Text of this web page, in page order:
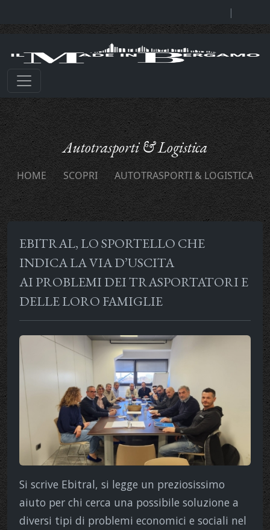
|
Autotrasporti & Logistica
HOME SCOPRI AUTOTRASPORTI & LOGISTICA
EBITRAL, LO SPORTELLO CHE
INDICA LA VIA D’USCITA
AI PROBLEMI DEI TRASPORTATORI E
DELLE LORO FAMIGLIE
Si scrive Ebitral, si legge un preziosissimo
aiuto per chi cerca una possibile soluzione a
diversi tipi di problemi economici e sociali nel